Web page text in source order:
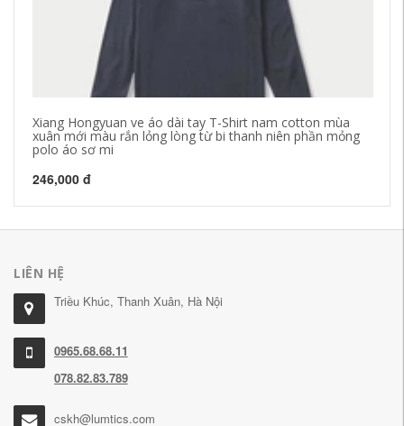
Xiang Hongyuan ve áo dài tay T-Shirt nam cotton mùa
xuân mới màu rắn lỏng lòng từ bi thanh niên phần mỏng
polo áo sơ mi
246,000 đ
LIÊN HỆ
Triều Khúc, Thanh Xuân, Hà Nội
0965.68.68.11
078.82.83.789
cskh@lumtics.com